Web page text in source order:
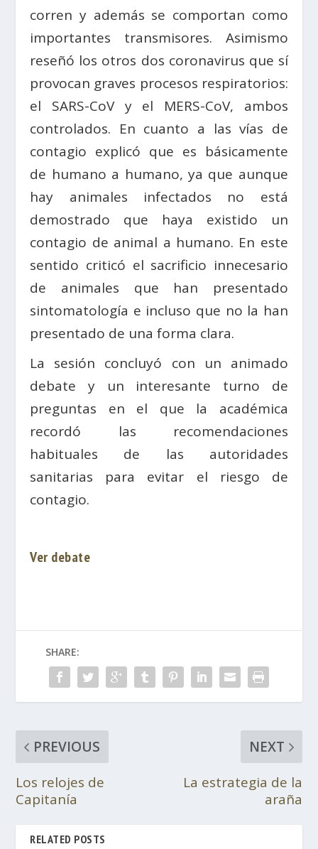
corren y además se comportan como
importantes transmisores. Asimismo
reseñó los otros dos coronavirus que sí
provocan graves procesos respiratorios:
el SARS-CoV y el MERS-CoV, ambos
controlados. En cuanto a las vías de
contagio explicó que es básicamente
de humano a humano, ya que aunque
hay animales infectados no está
demostrado que haya existido un
contagio de animal a humano. En este
sentido criticó el sacrificio innecesario
de animales que han presentado
sintomatología e incluso que no la han
presentado de una forma clara.
La sesión concluyó con un animado
debate y un interesante turno de
preguntas en el que la académica
recordó las recomendaciones
habituales de las autoridades
sanitarias para evitar el riesgo de
contagio.
Ver debate
SHARE:
PREVIOUS
Los relojes de
Capitanía
NEXT
La estrategia de la
araña
RELATED POSTS